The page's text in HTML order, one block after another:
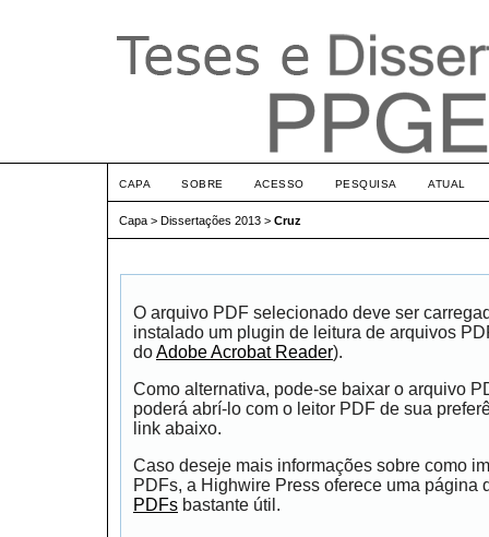
CAPA SOBRE ACESSO PESQUISA ATUAL
Capa > Dissertações 2013 > Cruz
O arquivo PDF selecionado deve ser
instalado um plugin de leitura de arquivos
doAdobe Acrobat Reader).
Como alternativa, pode-se baixar o arquivo
poderá abrí-lo com o leitor PDF de sua
link abaixo.
Caso deseje mais informações sobre como
PDFs, a Highwire Press oferece uma página
PDFs bastante útil.